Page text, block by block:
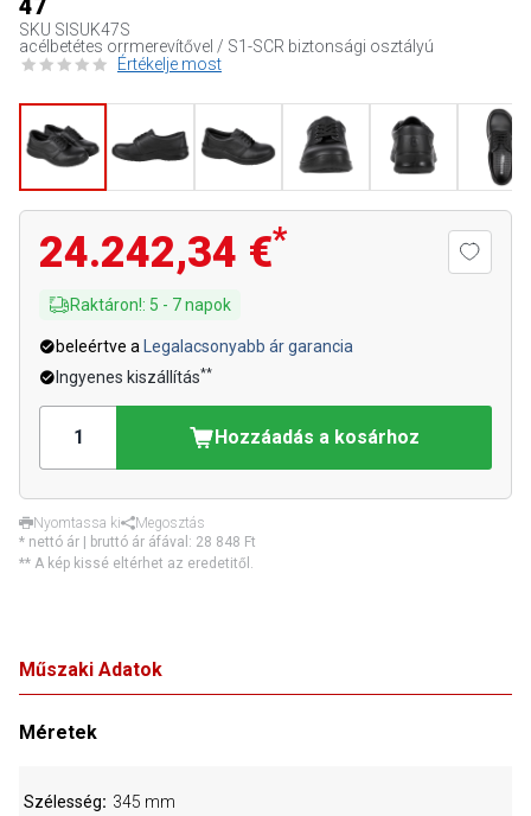
47
SKU SISUK47S
acélbetétes orrmerevítővel / S1-SCR biztonsági osztályú
Értékelje most
24.242,34 €*
Raktáron!: 5 - 7napok
beleértve a
Legalacsonyabb ár garancia
Ingyenes kiszállítás**
Hozzáadás a kosárhoz
Nyomtassa ki
Megosztás
* nettó ár | bruttó ár áfával: 28 848 Ft
** A kép kissé eltérhet az eredetitől.
Műszaki Adatok
Méretek
Szélesség 345 mm